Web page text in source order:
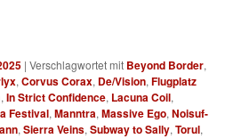
|Verschlagwortet mit Beyond Border,
,Corvus Corax, De/Vision,Flugplatz
,In Strict Confidence, Lacuna Coil,
Festival,Manntra,Massive Ego,Noisuf-
,Sierra Veins,Subway to Sally,Torul,